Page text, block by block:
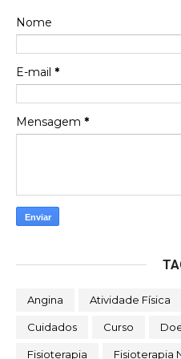
Nome
E-mail *
Mensagem *
Angina Atividade Física
Cuidados Curso
Fisioterapia Fisioterapia